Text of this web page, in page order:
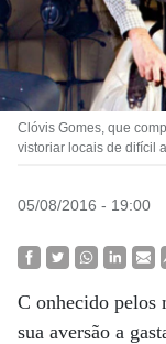
Clóvis Gomes, que
vistoriar locais de difícil
05/08/2016 - 19:00
C onhecido pelos
sua aversão a